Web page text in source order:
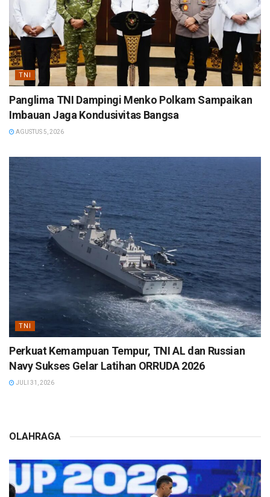
TNI
Panglima TNI Dampingi Menko Polkam Sampaikan
Imbauan Jaga Kondusivitas Bangsa
AGUSTUS 5, 2026
TNI
Perkuat Kemampuan Tempur, TNI AL dan Russian
Navy Sukses Gelar Latihan ORRUDA 2026
JULI 31, 2026
OLAHRAGA